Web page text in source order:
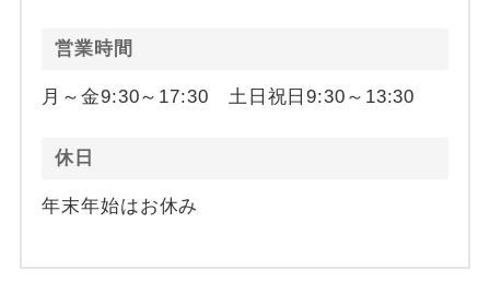
営業時間
月～金9:30～17:30 土日祝日9:30～13:30
休日
年末年始はお休み